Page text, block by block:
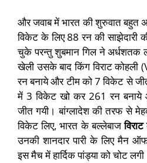
और जवाब में भारत की शुरुवात बहुत
विकेट के लिए 88 रन की साझेदारी
चुके परन्तु शुबमान गिल ने अर्धशतक
खेली उसके बाद किंग विराट कोहली
रन बनाये और टीम को 7 विकेट से
में 3 विकेट खो कर 261 रन
जीत गयी। बांग्लादेश की तरफ से
विकेट लिए, भारत के बल्लेबाज
उनकी शानदार पारी के लिए मैन
इस मैच में हार्दिक पांड्या को चोट